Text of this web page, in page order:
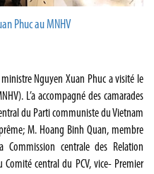
Phuc au MNHV
Nguyen Xuan Phuc a visité le
L’a accompagné des camarades
du Parti communiste du Vietnam
M. Hoang Binh Quan, membre
centrale des Relation
central du PCV, vice- Premier